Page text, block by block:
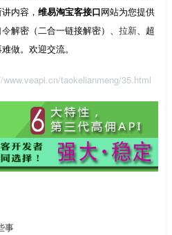
内容， 维易淘宝客接口网站为您提供
解密（二合一链接解密）、 拉新、超
做。欢迎交流。
www.veapi.cn/taokelianmeng/35.html
事